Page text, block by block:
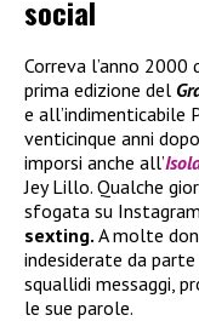
social
Correva l’anno
prima edizione del
e all’indimenticabile
venticinque anni
imporsi anche all’
Jey Lillo. Qualche
sfogata su
sexting. A molte
indesiderate da
squallidi messaggi,
le sue parole.